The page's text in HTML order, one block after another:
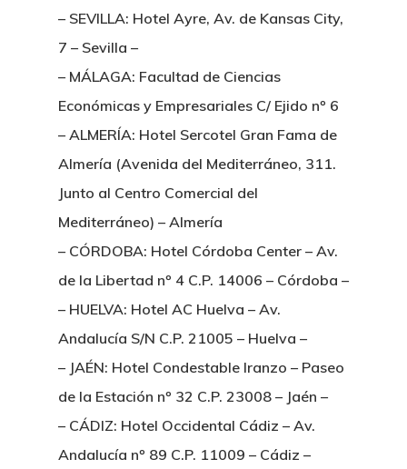
– SEVILLA: Hotel Ayre, Av. de Kansas City,
7 – Sevilla –
– MÁLAGA: Facultad de Ciencias
Económicas y Empresariales C/ Ejido nº 6
– ALMERÍA: Hotel Sercotel Gran Fama de
Almería (Avenida del Mediterráneo, 311.
Junto al Centro Comercial del
Mediterráneo) – Almería
– CÓRDOBA: Hotel Córdoba Center – Av.
de la Libertad nº 4 C.P. 14006 – Córdoba –
– HUELVA: Hotel AC Huelva – Av.
Andalucía S/N C.P. 21005 – Huelva –
– JAÉN: Hotel Condestable Iranzo – Paseo
de la Estación nº 32 C.P. 23008 – Jaén –
– CÁDIZ: Hotel Occidental Cádiz – Av.
Andalucía nº 89 C.P. 11009 – Cádiz –